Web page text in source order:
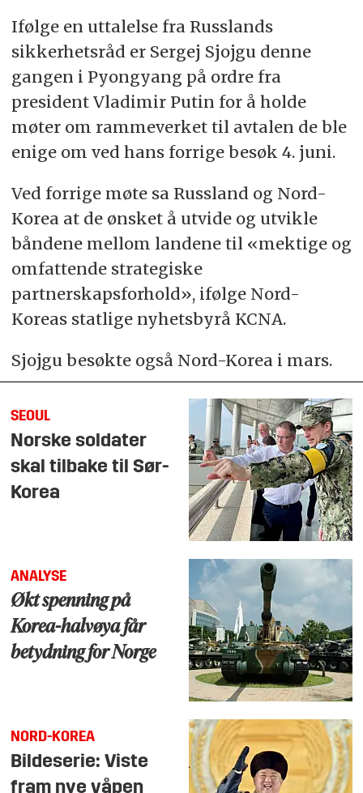
Ifølge en uttalelse fra Russlands
sikkerhetsråd er Sergej Sjojgu denne
gangen i Pyongyang på ordre fra
president Vladimir Putin for å holde
møter om rammeverket til avtalen de ble
enige om ved hans forrige besøk 4. juni.
Ved forrige møte sa Russland og Nord-
Korea at de ønsket å utvide og utvikle
båndene mellom landene til «mektige og
omfattende strategiske
partnerskapsforhold», ifølge Nord-
Koreas statlige nyhetsbyrå KCNA.
Sjojgu besøkte også Nord-Korea i mars.
SEOUL
Norske soldater
skal tilbake til Sør-
Korea
ANALYSE
Økt spenning på
Korea-halvøya får
betydning for Norge
NORD-KOREA
Bildeserie: Viste
fram nye våpen